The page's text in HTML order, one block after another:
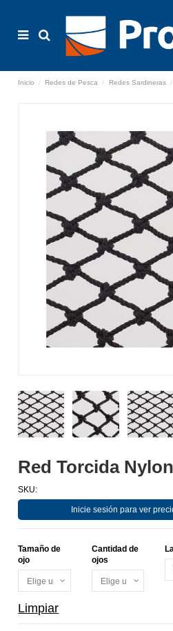
Inicio Redes de Pesca Redes Sardineras
Red Torcida Nylon
SKU:
Inicie sesión para ver
Tamaño de
ojo
Cantidad de
ojos
Limpiar